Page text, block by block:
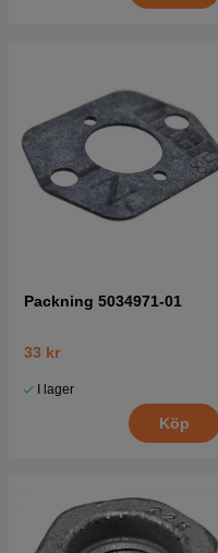
Packning 5034971-01
33 kr
I lager
Köp